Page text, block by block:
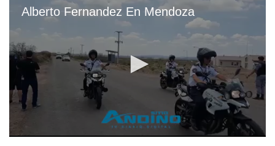
Alberto Fernandez En Mendoza